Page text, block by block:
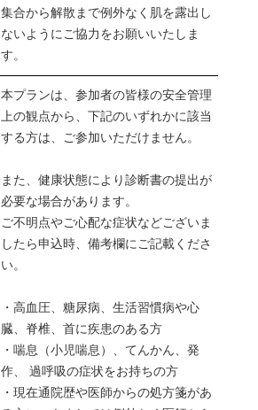
集合から解散まで例外なく肌を露出し
ないようにご協力をお願いいたしま
す。
本プランは、参加者の皆様の安全管理
上の観点から、下記のいずれかに該当
する方は、ご参加いただけません。
また、健康状態により診断書の提出が
必要な場合があります。
ご不明点やご心配な症状などございま
したら申込時、備考欄にご記載くださ
い。
・高血圧、糖尿病、生活習慣病や心
臓、脊椎、首に疾患のある方
・喘息（小児喘息）、てんかん、発
作、 過呼吸の症状をお持ちの方
・現在通院歴や医師からの処方箋があ